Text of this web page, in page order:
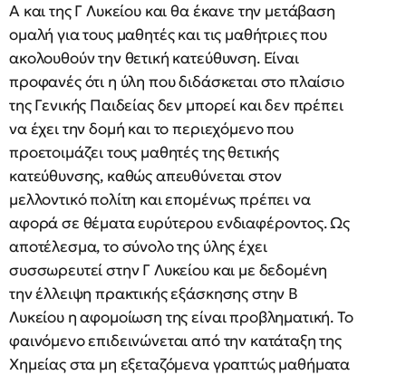
Α και της Γ Λυκείου και θα έκανε την μετάβαση
ομαλή για τους μαθητές και τις μαθήτριες που
ακολουθούν την θετική κατεύθυνση. Είναι
προφανές ότι η ύλη που διδάσκεται στο πλαίσιο
της Γενικής Παιδείας δεν μπορεί και δεν πρέπει
να έχει την δομή και το περιεχόμενο που
προετοιμάζει τους μαθητές της θετικής
κατεύθυνσης, καθώς απευθύνεται στον
μελλοντικό πολίτη και επομένως πρέπει να
αφορά σε θέματα ευρύτερου ενδιαφέροντος. Ως
αποτέλεσμα, το σύνολο της ύλης έχει
συσσωρευτεί στην Γ Λυκείου και με δεδομένη
την έλλειψη πρακτικής εξάσκησης στην Β
Λυκείου η αφομοίωση της είναι προβληματική. Το
φαινόμενο επιδεινώνεται από την κατάταξη της
Χημείας στα μη εξεταζόμενα γραπτώς μαθήματα